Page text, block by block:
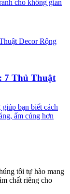
cho không gian
7 Thủ Thuật
bạn biết cách
ấm cúng hơn
tôi tự hào mang
chất riêng cho